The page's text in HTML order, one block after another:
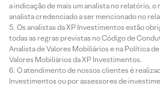
a indicação de mais um analista no relatório,
analista credenciado a ser mencionado no
Os analistas da XP Investimentos estão
todas as regras previstas no Código de
Analista de Valores Mobiliários e na Política
Valores Mobiliários da XP Investimentos.
O atendimento de nossos clientes é
Investimentos ou por assessores de